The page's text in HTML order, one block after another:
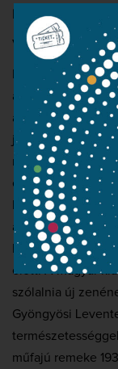
Nemzeti
Vezényel:Török
Hangverseny
azoknak a május
amelyeken Kocsis
jótékony célú
nagy művész
ezt folytatja
klasszikus zene
az értékek
hazai
előtt. A magyar
szólalnia új
Gyöngyösi
műfajú remeke